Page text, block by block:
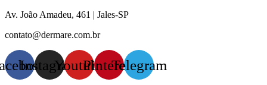
Pular
o
Av. João Amadeu, 461 | Jales-SP
contato@dermare.com.br
InstagramYoutubePinterestTelegram